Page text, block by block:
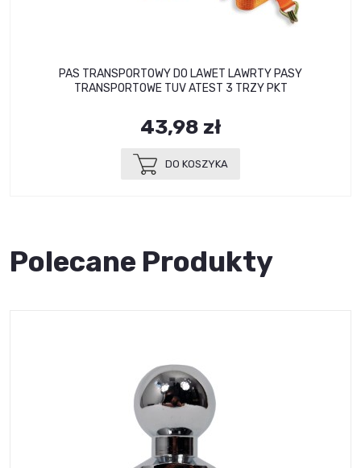
PAS TRANSPORTOWY DO LAWET LAWRTY PASY
TRANSPORTOWE TUV ATEST 3 TRZY PKT
43,98 zł
DO KOSZYKA
Polecane Produkty